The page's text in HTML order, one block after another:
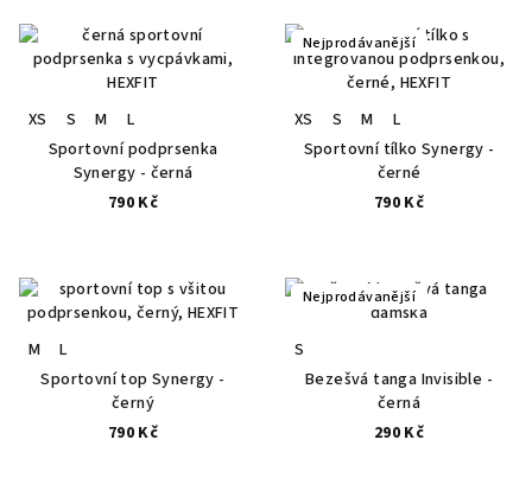
XS S M
L
Sportovní podprsenka
Synergy - černá
790 Kč
Nejprodávanější
XS S M
L
Sportovní tílko Synergy -
černé
790 Kč
M
L
Sportovní top Synergy -
černý
790 Kč
Nejprodávanější
S
Bezešvá tanga Invisible -
černá
290 Kč